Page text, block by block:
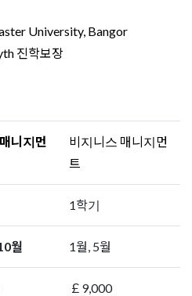
University, Bangor
진학보장
니지먼
비지니스 매니지먼
트
1학기
월 1월, 5월
￡9,000